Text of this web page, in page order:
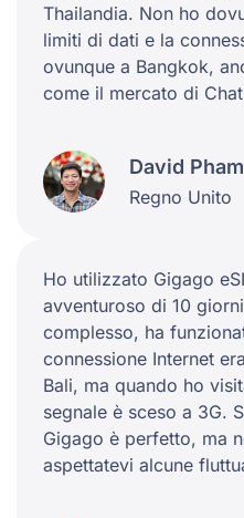
Thailandia. Non ho
limiti di dati e la
ovunque a Bangkok,
come il mercato di
David Pham
Regno Unito
Ho utilizzato Gigago
avventuroso di 10
complesso, ha
connessione Internet
Bali, ma quando ho
segnale è sceso a 3G.
Gigago è perfetto, ma
aspettatevi alcune